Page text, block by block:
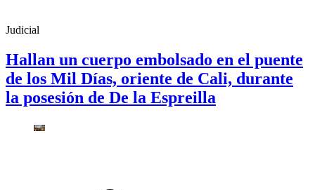
Judicial
Hallan un cuerpo embolsado en el puente
de los Mil Días, oriente de Cali, durante
la posesión de De la Espreilla